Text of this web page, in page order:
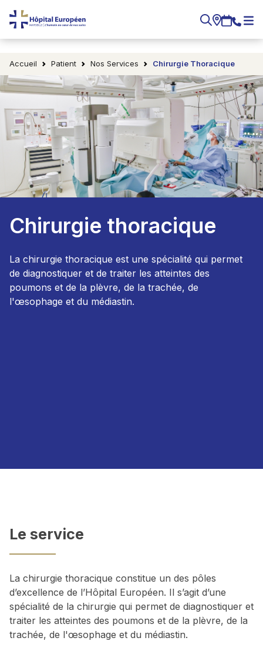
Accueil Patient Nos Services Chirurgie Thoracique
Chirurgie thoracique
La chirurgie thoracique est une spécialité qui permet
de diagnostiquer et de traiter les atteintes des
poumons et de la plèvre, de la trachée, de
l'œsophage et du médiastin.
Le service
La chirurgie thoracique constitue un des pôles
d’excellence de l’Hôpital Européen. Il s’agit d’une
spécialité de la chirurgie qui permet de diagnostiquer et
traiter les atteintes des poumons et de la plèvre, de la
trachée, de l'œsophage et du médiastin.